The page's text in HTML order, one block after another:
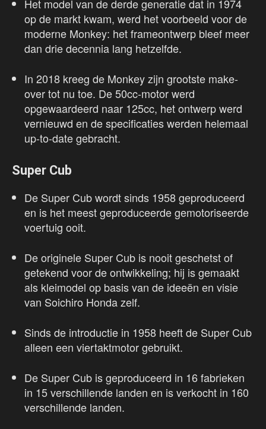
Het model van de derde generatie dat in 1974
op de markt kwam, werd het voorbeeld voor de
moderne Monkey: het frameontwerp bleef meer
dan drie decennia lang hetzelfde.
In 2018 kreeg de Monkey zijn grootste make-
over tot nu toe. De 50cc-motor werd
opgewaardeerd naar 125cc, het ontwerp werd
vernieuwd en de specificaties werden helemaal
up-to-date gebracht.
Super Cub
De Super Cub wordt sinds 1958 geproduceerd
en is het meest geproduceerde gemotoriseerde
voertuig ooit.
De originele Super Cub is nooit geschetst of
getekend voor de ontwikkeling; hij is gemaakt
als kleimodel op basis van de ideeën en visie
van Soichiro Honda zelf.
Sinds de introductie in 1958 heeft de Super Cub
alleen een viertaktmotor gebruikt.
De Super Cub is geproduceerd in 16 fabrieken
in 15 verschillende landen en is verkocht in 160
verschillende landen.